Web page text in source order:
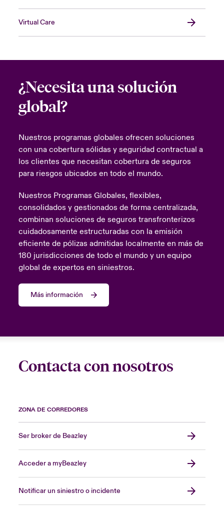
Virtual Care
¿Necesita una solución
global?
Nuestros programas globales ofrecen soluciones
con una cobertura sólidas y seguridad contractual a
los clientes que necesitan cobertura de seguros
para riesgos ubicados en todo el mundo.
Nuestros Programas Globales, flexibles,
consolidados y gestionados de forma centralizada,
combinan soluciones de seguros transfronterizos
cuidadosamente estructuradas con la emisión
eficiente de pólizas admitidas localmente en más de
180 jurisdicciones de todo el mundo y un equipo
global de expertos en siniestros.
Más información
Contacta con nosotros
ZONA DE CORREDORES
Ser broker de Beazley
Acceder a myBeazley
Notificar un siniestro o incidente